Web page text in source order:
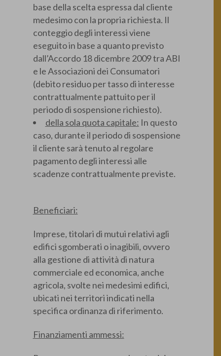
base della scelta espressa dal cliente
medesimo con la propria richiesta. Il
conteggio degli interessi viene
eseguito in base a quanto previsto
dall’Accordo 18 dicembre 2009 tra ABI
e le Associazioni dei Consumatori
(debito residuo per tasso di interesse
contrattualmente pattuito per il
periodo di sospensione richiesto).
della sola quota capitale: In questo
caso, durante il periodo di sospensione
il cliente sarà tenuto al regolare
pagamento degli interessi alle
scadenze contrattualmente previste.
Beneficiari:
Imprese, titolari di mutui relativi agli
edifici sgomberati o inagibili, ovvero
alla gestione di attività di natura
commerciale ed economica, anche
agricola, svolte nei medesimi edifici,
ubicati nei territori indicati nella
specifica ordinanza di riferimento.
Finanziamenti ammessi: